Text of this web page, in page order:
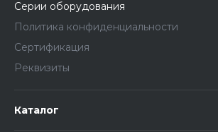
Серии оборудования
Политика конфиденциальности
Сертификация
Реквизиты
Каталог